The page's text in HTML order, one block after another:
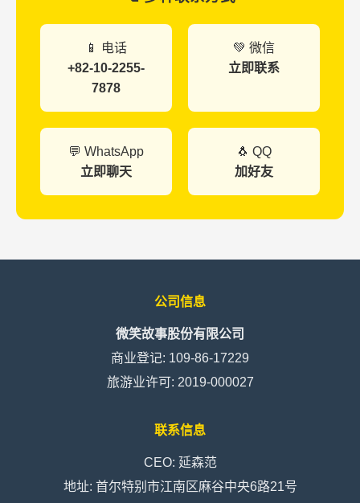
📱 电话
+82-10-2255-
7878
💚 微信
立即联系
💬 WhatsApp
立即聊天
🐧 QQ
加好友
公司信息
微笑故事股份有限公司
商业登记: 109-86-17229
旅游业许可: 2019-000027
联系信息
CEO: 延森范
地址: 首尔特别市江南区麻谷中央6路21号